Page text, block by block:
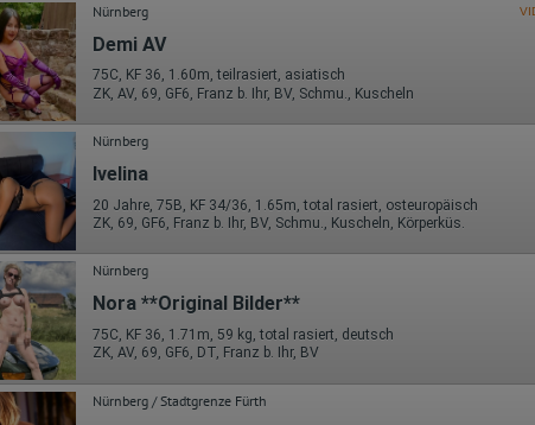
Herkunft (Land und Stadt)
Sprache
Betriebssystem
Gerät (PC, Tablet-PC oder Smartphone)
Browser und alle verwendeten Add-ons
Auflösung des Computers
Besucherquelle (Facebook, Suchmaschine oder verweisende
Webseite)
Welche Dateien wurden heruntergeladen?
Welche Videos angeschaut?
Wurden Werbebanner angeklickt?
Wohin ging der Besucher? Klickte er auf weitere Seiten des Portals
oder hat er sie komplett verlassen?
Wie lange blieb der Besucher?
Ort der Verarbeitung:
Europäische Union & USA
Hotjar
Wir nutzen Hotjar als Webanalysedient. Es wird verwendet, um Daten
über das Benutzerverhalten zu sammeln. Hotjar kann auch im Rahmen
Nürnberg
Demi AV
75C, KF 36, 1.60m, teilrasiert, asiatisch
ZK, AV, 69, GF6, Franz b. Ihr, BV, Schmu., Kuscheln
Nürnberg
Ivelina
20 Jahre, 75B, KF 34/36, 1.65m, total rasiert, osteuropäisch
ZK, 69, GF6, Franz b. Ihr, BV, Schmu., Kuscheln, Körperküs.
Nürnberg
Nora **Original Bilder**
75C, KF 36, 1.71m, 59 kg, total rasiert, deutsch
ZK, AV, 69, GF6, DT, Franz b. Ihr, BV
Nürnberg / Stadtgrenze Fürth